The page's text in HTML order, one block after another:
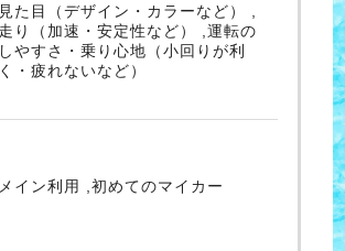
見た目（デザイン・カラーなど） ,
走り（加速・安定性など） ,運転の
しやすさ・乗り心地（小回りが利
く・疲れないなど）
メイン利用 ,初めてのマイカー